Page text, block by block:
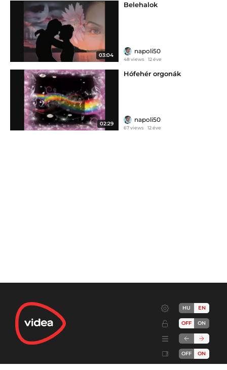
03:04
Belehalok
napoli50
48 views 12 éve
02:29
Hófehér orgonák
napoli50
67 views 12 éve
HU EN
OFF ON
OFF ON